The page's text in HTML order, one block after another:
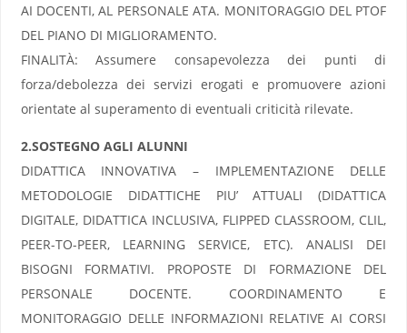
AI DOCENTI, AL PERSONALE ATA. MONITORAGGIO DEL PTOF
DEL PIANO DI MIGLIORAMENTO.
FINALITÀ: Assumere consapevolezza dei punti di
forza/debolezza dei servizi erogati e promuovere azioni
orientate al superamento di eventuali criticità rilevate.
2.SOSTEGNO AGLI ALUNNI
DIDATTICA INNOVATIVA – IMPLEMENTAZIONE DELLE
METODOLOGIE DIDATTICHE PIU’ ATTUALI (DIDATTICA
DIGITALE, DIDATTICA INCLUSIVA, FLIPPED CLASSROOM, CLIL,
PEER-TO-PEER, LEARNING SERVICE, ETC). ANALISI DEI
BISOGNI FORMATIVI. PROPOSTE DI FORMAZIONE DEL
PERSONALE DOCENTE. COORDINAMENTO E
MONITORAGGIO DELLE INFORMAZIONI RELATIVE AI CORSI